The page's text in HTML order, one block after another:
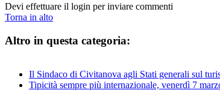
Devi effettuare il login per inviare commenti
Torna in alto
Altro in questa categoria:
Il Sindaco di Civitanova agli Stati generali sul
Tipicità sempre più internazionale, venerdì 7